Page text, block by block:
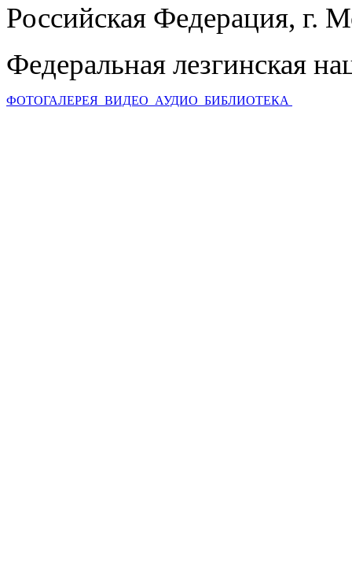
Российская Федерация, г.
Федеральная лезгинская
ФОТОГАЛЕРЕЯ ВИДЕО АУДИО БИБЛИОТЕКА